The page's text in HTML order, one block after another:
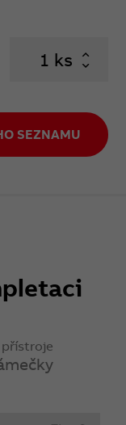
ks
SEZNAMU
přístroje